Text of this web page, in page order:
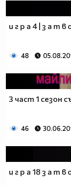
по бузите се
на теб не ти
2.Когато ме
и г р а 4 | з а т в
48
3 част 1 сезон
46
и г р а 18 з а т в